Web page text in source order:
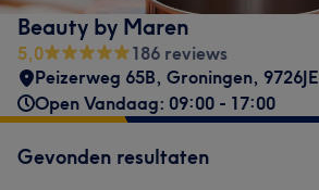
Beauty by Maren
5,0
186 reviews
Peizerweg 65B, Groningen, 9726JE
Open Vandaag: 09:00 - 17:00
Gevonden resultaten